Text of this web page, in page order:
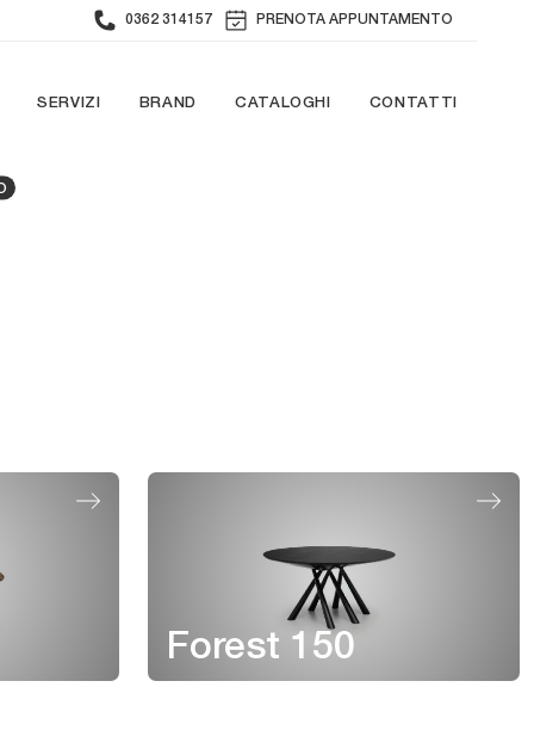
0362 314157 PRENOTA APPUNTAMENTO
SERVIZI BRAND CATALOGHI CONTATTI
Forest 150